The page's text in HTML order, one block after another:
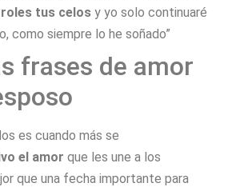
tus celos y yo solo continuaré
como siempre lo he soñado”
frases de amor
es cuando más se
el amor que les une a los
que una fecha importante para